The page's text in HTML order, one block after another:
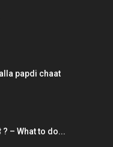
papdi chaat
है ? – What to do...